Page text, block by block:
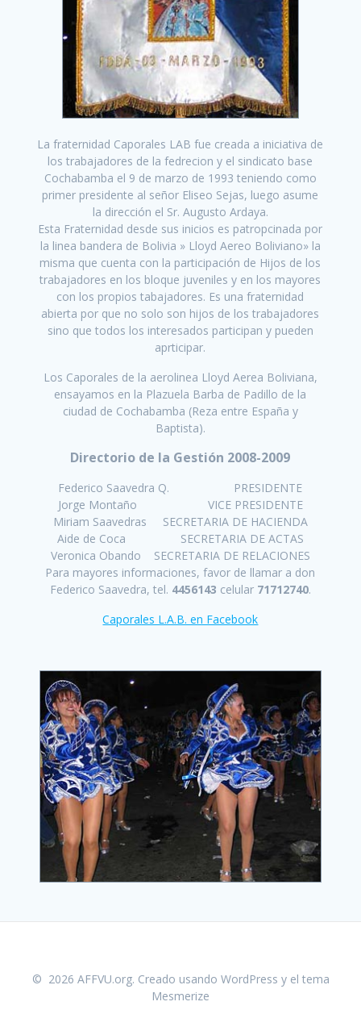
La fraternidad Caporales LAB fue creada a iniciativa de
los trabajadores de la fedrecion y el sindicato base
Cochabamba el 9 de marzo de 1993 teniendo como
primer presidente al señor Eliseo Sejas, luego asume
la dirección el Sr. Augusto Ardaya.
Esta Fraternidad desde sus inicios es patropcinada por
la linea bandera de Bolivia » Lloyd Aereo Boliviano» la
misma que cuenta con la participación de Hijos de los
trabajadores en los bloque juveniles y en los mayores
con los propios tabajadores. Es una fraternidad
abierta por que no solo son hijos de los trabajadores
sino que todos los interesados participan y pueden
aprticipar.
Los Caporales de la aerolinea Lloyd Aerea Boliviana,
ensayamos en la Plazuela Barba de Padillo de la
ciudad de Cochabamba (Reza entre España y
Baptista).
Directorio de la Gestión 2008-2009
Federico Saavedra Q. PRESIDENTE
Jorge Montaño VICE PRESIDENTE
Miriam Saavedras SECRETARIA DE HACIENDA
Aide de Coca SECRETARIA DE ACTAS
Veronica Obando SECRETARIA DE RELACIONES
Para mayores informaciones, favor de llamar a don
Federico Saavedra, tel. 4456143 celular 71712740.
Caporales L.A.B. en Facebook
© 2026 AFFVU.org. Creado usando WordPress y el tema
Mesmerize